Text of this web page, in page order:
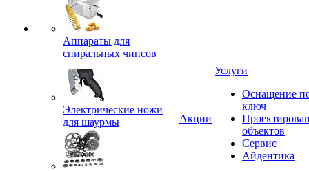
Аппараты для
спиральных чипсов
Электрические ножи
для шаурмы
Акции
Услуги
Оснащение
ключ
объектов
Сервис
Айдентика